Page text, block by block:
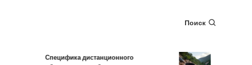
Поиск
Специфика дистанционного
Обзор TANK